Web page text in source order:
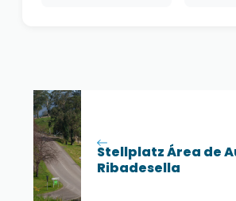
Stellplatz Área de
Ribadesella